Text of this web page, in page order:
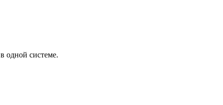
одной системе.